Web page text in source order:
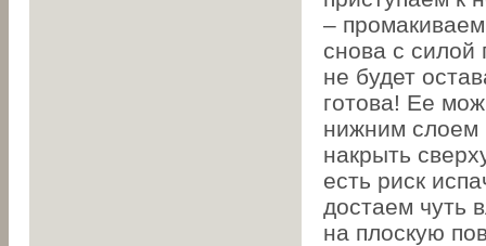
–
снова с силой
не будет
готова! Ее
нижним слоем
накрыть
есть риск
достаем чуть
на плоскую